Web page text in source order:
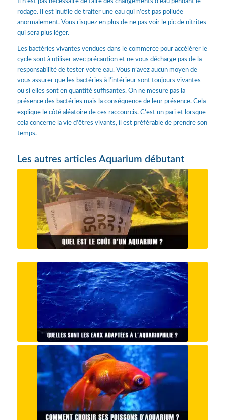
rodage. Il est inutile de traiter une eau qui n’est pas polluée
anormalement. Vous risquez en plus de ne pas voir le pic de nitrites
qui sera plus léger.
Les bactéries vivantes vendues dans le commerce pour accélérer le
cycle sont à utiliser avec précaution et ne vous décharge pas de la
responsabilité de tester votre eau. Vous n’avez aucun moyen de
vous assurer que les bactéries à l’intérieur sont toujours vivantes
ou si elles sont en quantité suffisantes. On ne mesure pas la
présence des bactéries mais la conséquence de leur présence. Cela
explique le côté aléatoire de ces raccourcis. C’est un pari et lorsque
cela concerne la vie d’êtres vivants, il est préférable de prendre son
temps.
Les autres articles Aquarium débutant